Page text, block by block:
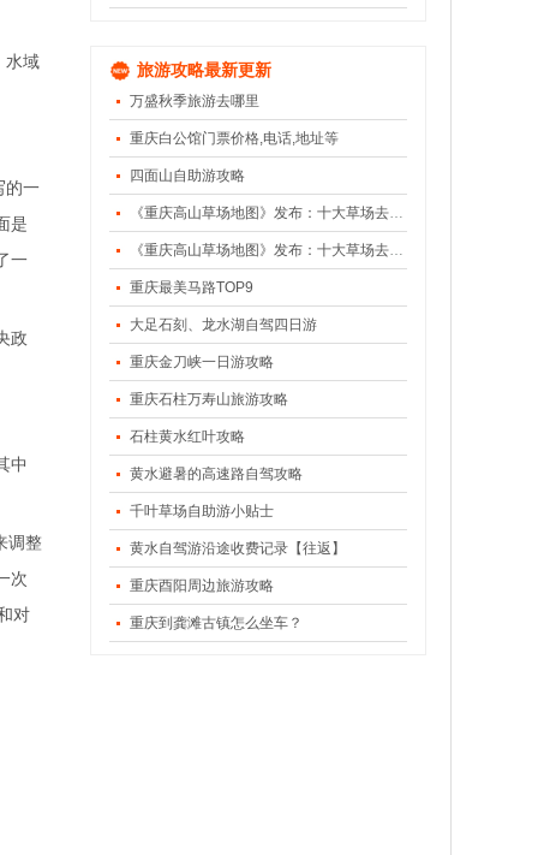
水域
的一
是
一
政
中
调整
次
对
旅游攻略最新更新
万盛秋季旅游去哪里
重庆白公馆门票价格,电话,地址等
四面山自助游攻略
《重庆高山草场地图》发布：十大草场去避暑（下）
《重庆高山草场地图》发布：十大草场去避暑（上）
重庆最美马路TOP9
大足石刻、龙水湖自驾四日游
重庆金刀峡一日游攻略
重庆石柱万寿山旅游攻略
石柱黄水红叶攻略
黄水避暑的高速路自驾攻略
千叶草场自助游小贴士
黄水自驾游沿途收费记录【往返】
重庆酉阳周边旅游攻略
重庆到龚滩古镇怎么坐车？